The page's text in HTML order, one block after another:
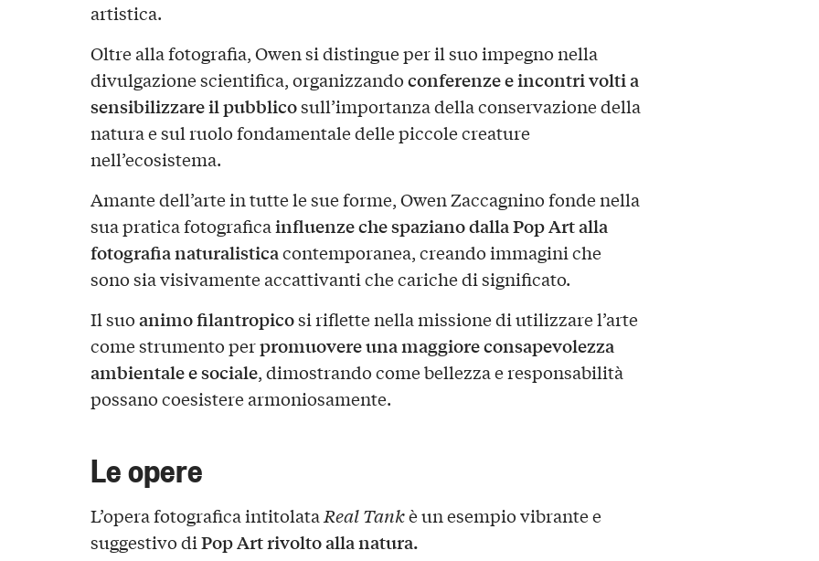
artistica.
Oltre alla fotografia, Owen si distingue per il suo impegno nella
divulgazione scientifica, organizzandoconferenze e incontri volti a
sensibilizzareil pubblicosull’importanza della conservazione della
natura e sul ruolo fondamentale delle piccole creature
nell’ecosistema.
Amante dell’arte in tutte le sue forme, Owen Zaccagnino fonde nella
sua pratica fotograficainfluenze che spaziano dalla Pop Art alla
fotografia naturalisticacontemporanea, creando immagini che
sono sia visivamente accattivanti che cariche di significato.
Il suoanimo filantropicosi riflette nella missione di utilizzare l’arte
come strumento perpromuovere una maggiore consapevolezza
ambientale e sociale, dimostrando come bellezza e responsabilità
possano coesistere armoniosamente.
Le opere
L’opera fotografica intitolata Real Tankè un esempio vibrante e
suggestivo diPop Art rivolto alla natura.